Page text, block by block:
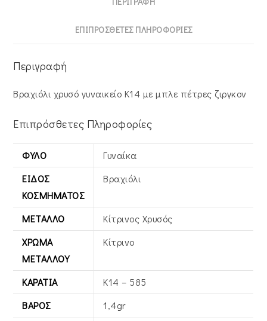
ΕΠΙΠΡΌΣΘΕΤΕΣ ΠΛΗΡΟΦΟΡΊΕΣ
Περιγραφή
Βραχιόλι χρυσό γυναικείο Κ14 με μπλε πέτρες ζιργκον
Επιπρόσθετες Πληροφορίες
ΦΎΛΟ
Γυναίκα
ΕΊΔΟΣ
ΚΟΣΜΉΜΑΤΟΣ
Βραχιόλι
ΜΈΤΑΛΛΟ
Κίτρινος Xρυσός
ΧΡΏΜΑ
ΜΕΤΆΛΛΟΥ
Κίτρινο
ΚΑΡΆΤΙΑ
Κ14 – 585
ΒΆΡΟΣ
1,4gr